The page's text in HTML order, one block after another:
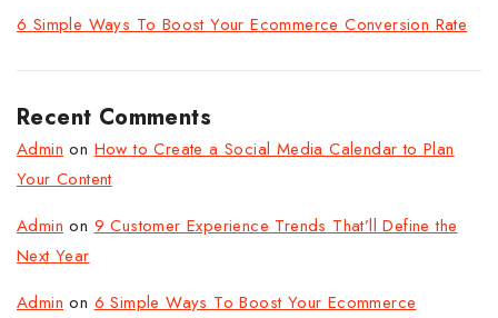
6 Simple Ways To Boost Your Ecommerce Conversion Rate
Recent Comments
Admin on How to Create a Social Media Calendar to Plan
Your Content
Admin on 9 Customer Experience Trends That’ll Define the
Next Year
Admin on 6 Simple Ways To Boost Your Ecommerce